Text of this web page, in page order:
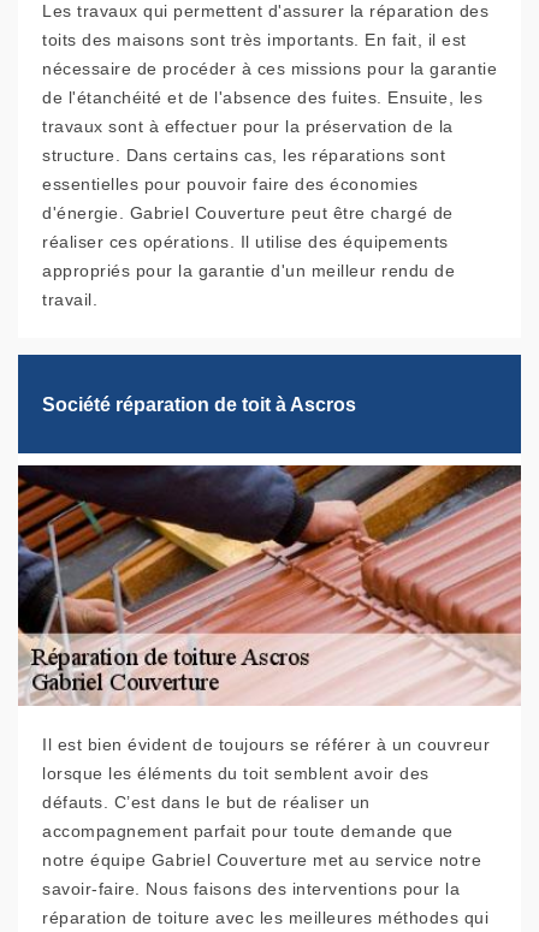
Les travaux qui permettent d'assurer la réparation des
toits des maisons sont très importants. En fait, il est
nécessaire de procéder à ces missions pour la garantie
de l'étanchéité et de l'absence des fuites. Ensuite, les
travaux sont à effectuer pour la préservation de la
structure. Dans certains cas, les réparations sont
essentielles pour pouvoir faire des économies
d'énergie. Gabriel Couverture peut être chargé de
réaliser ces opérations. Il utilise des équipements
appropriés pour la garantie d'un meilleur rendu de
travail.
Société réparation de toit à Ascros
Il est bien évident de toujours se référer à un couvreur
lorsque les éléments du toit semblent avoir des
défauts. C’est dans le but de réaliser un
accompagnement parfait pour toute demande que
notre équipe Gabriel Couverture met au service notre
savoir-faire. Nous faisons des interventions pour la
réparation de toiture avec les meilleures méthodes qui